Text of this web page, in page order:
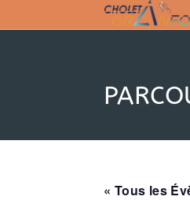
to
« Tous les